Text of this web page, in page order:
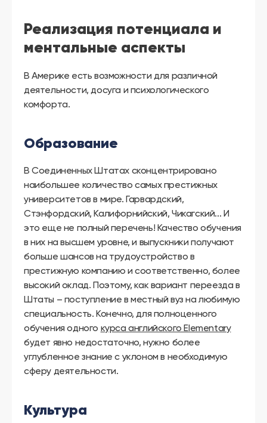
Реализация потенциала и
ментальные аспекты
В Америке есть возможности для различной
деятельности, досуга и психологического
комфорта.
Образование
В Соединенных Штатах сконцентрировано
наибольшее количество самых престижных
университетов в мире. Гарвардский,
Стэнфордский, Калифорнийский, Чикагский... И
это еще не полный перечень! Качество обучения
в них на высшем уровне, и выпускники получают
больше шансов на трудоустройство в
престижную компанию и соответственно, более
высокий оклад. Поэтому, как вариант переезда в
Штаты – поступление в местный вуз на любимую
специальность. Конечно, для полноценного
обучения одного курса английского Elementary
будет явно недостаточно, нужно более
углубленное знание с уклоном в необходимую
сферу деятельности.
Культура